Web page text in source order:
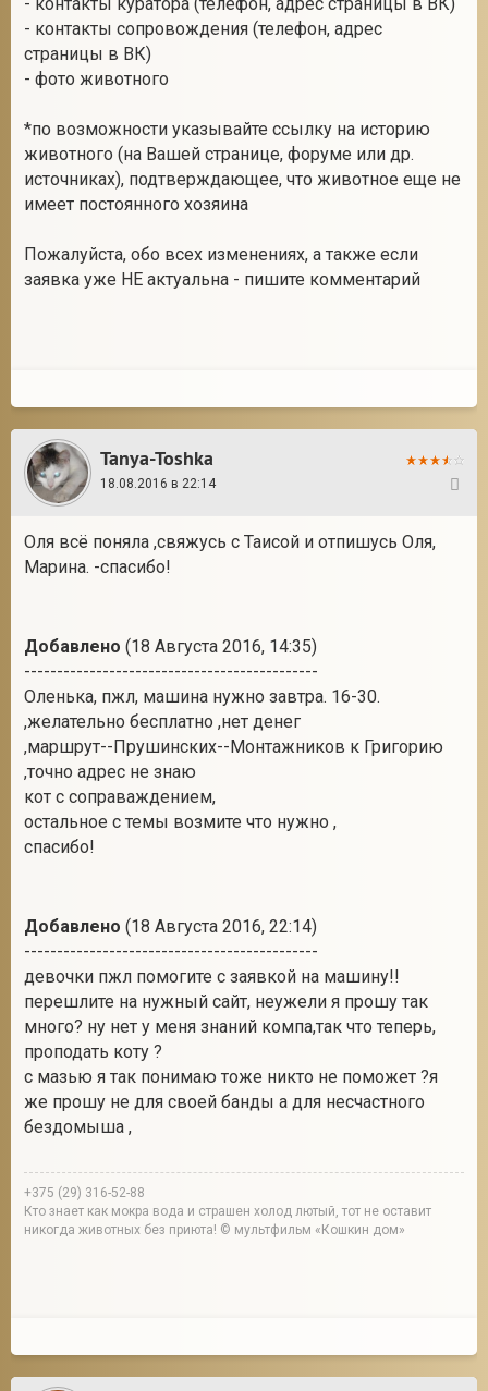
- контакты сопровождения (телефон, адрес
страницы в ВК)
- фото животного
*по возможности указывайте ссылку на историю
животного (на Вашей странице, форуме или др.
источниках), подтверждающее, что животное еще не
имеет постоянного хозяина
Пожалуйста, обо всех изменениях, а также если
заявка уже НЕ актуальна - пишите комментарий
Tanya-Toshka
18.08.2016 в 22:14
Оля всё поняла ,свяжусь с Таисой и отпишусь Оля,
Марина. -спасибо!
Добавлено (18 Августа 2016, 14:35)
---------------------------------------------
Оленька, пжл, машина нужно завтра. 16-30.
,желательно бесплатно ,нет денег
,маршрут--Прушинских--Монтажников к Григорию
,точно адрес не знаю
кот с соправаждением,
остальное с темы возмите что нужно ,
спасибо!
Добавлено (18 Августа 2016, 22:14)
---------------------------------------------
девочки пжл помогите с заявкой на машину!!
перешлите на нужный сайт, неужели я прошу так
много? ну нет у меня знаний компа,так что теперь,
проподать коту ?
с мазью я так понимаю тоже никто не поможет ?я
же прошу не для своей банды а для несчастного
бездомыша ,
+375 (29) 316-52-88
Кто знает как мокра вода и страшен холод лютый, тот не оставит
никогда животных без приюта! © мультфильм «Кошкин дом»